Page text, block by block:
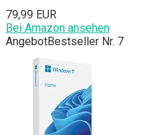
79,99 EUR
Bei Amazon ansehen
AngebotBestseller Nr. 7